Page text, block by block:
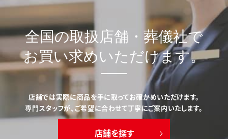
全国の取扱店舗・葬儀社で
お買い求めいただけます。
店舗では実際に商品を手に取ってお確かめいただけます。
専門スタッフが、ご希望に合わせて丁寧にご案内いたします。
店舗を探す